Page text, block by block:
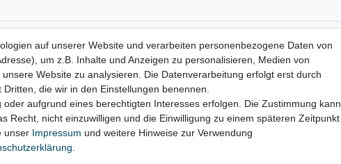
auf unserer Website und verarbeiten personenbezogene Daten von
um z.B. Inhalte und Anzeigen zu personalisieren, Medien von
Website zu analysieren. Die Datenverarbeitung erfolgt erst durch
die wir in den Einstellungen benennen.
aufgrund eines berechtigten Interesses erfolgen. Die Zustimmung kann
Recht, nicht einzuwilligen und die Einwilligung zu einem späteren Zeitpunkt
unser Impressum und weitere Hinweise zur Verwendung
Widerrufs­recht
© Copyright 2026 | Alle Rechte vorbehalten.